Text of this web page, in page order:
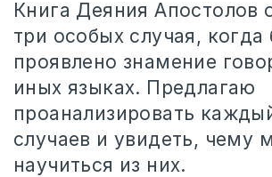
Книга Деяния Апостолов
три особых случая, когда
проявлено знамение
иных языках. Предлагаю
проанализировать
случаев и увидеть,
научиться из них.